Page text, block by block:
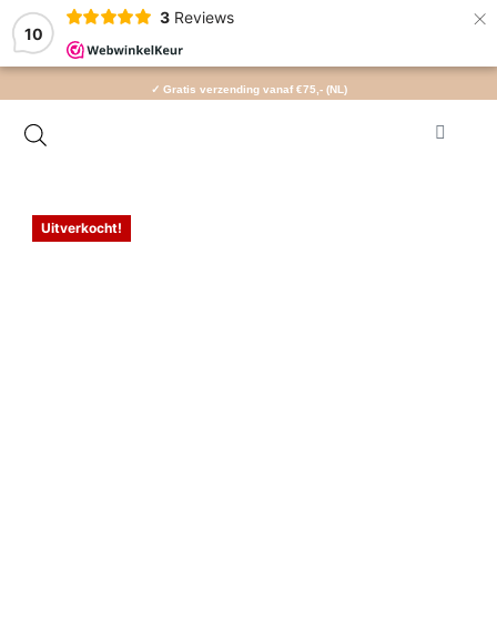
10
3 Reviews ×
✓ Gratis verzending vanaf €75,- (NL)
Uitverkocht!